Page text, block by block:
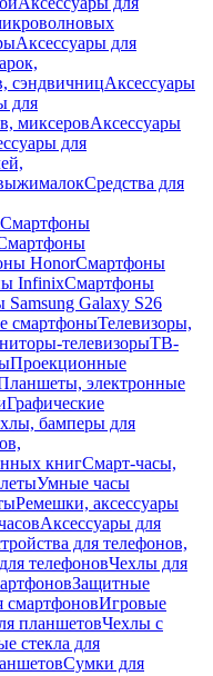
Аксессуары для
сэндвичницАксессуары
для
миксеровАксессуары
для
Средства для
Смартфоны
HonorСмартфоны
InfinixСмартфоны
Galaxy S26
смартфоныТелевизоры,
телевизорыТВ-
Проекционные
электронные
Графические
бамперы для
книгСмарт-часы,
Умные часы
Ремешки, аксессуары
Аксессуары для
для телефонов,
телефоновЧехлы для
Защитные
смартфоновИгровые
планшетовЧехлы с
стекла для
Сумки для